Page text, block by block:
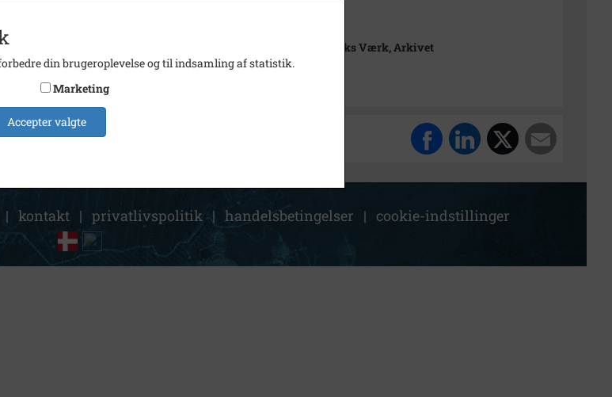
Industrimuseet Frederiks Værk, Arkivet
| kontakt | privatlivspolitik | handelsbetingelser | cookie-indstillinger
din brugeroplevelse og til indsamling af statistik.
Marketing
Accepter valgte